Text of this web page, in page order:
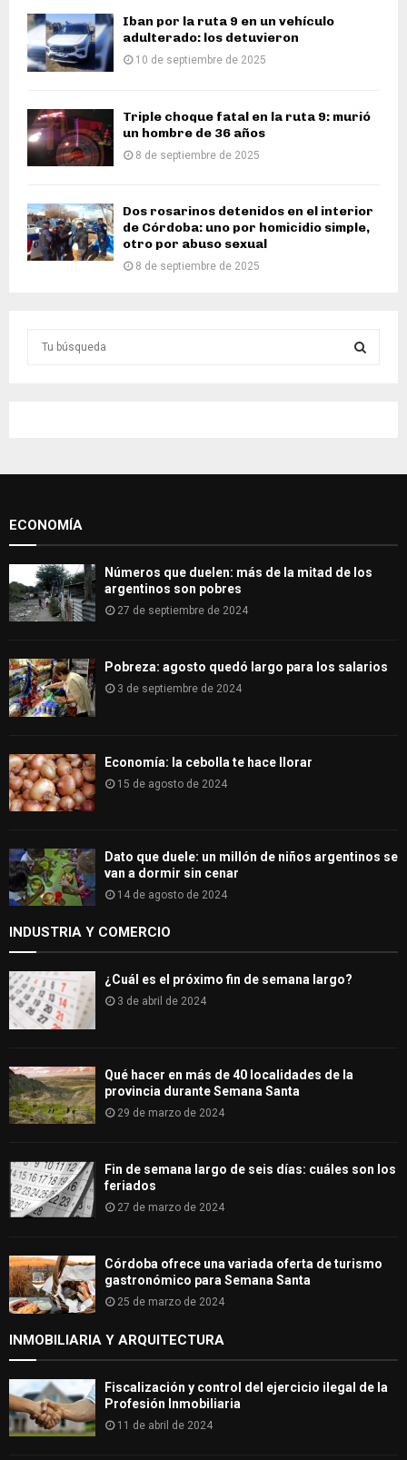
Iban por la ruta 9 en un vehículo
adulterado: los detuvieron
10 de septiembre de 2025
Triple choque fatal en la ruta 9: murió
un hombre de 36 años
8 de septiembre de 2025
Dos rosarinos detenidos en el interior
de Córdoba: uno por homicidio simple,
otro por abuso sexual
8 de septiembre de 2025
o
H
ECONOMÍA
Números que duelen: más de la mitad de los
argentinos son pobres
27 de septiembre de 2024
Pobreza: agosto quedó largo para los salarios
3 de septiembre de 2024
Economía: la cebolla te hace llorar
15 de agosto de 2024
Dato que duele: un millón de niños argentinos se
van a dormir sin cenar
14 de agosto de 2024
INDUSTRIA Y COMERCIO
¿Cuál es el próximo fin de semana largo?
3 de abril de 2024
Qué hacer en más de 40 localidades de la
provincia durante Semana Santa
29 de marzo de 2024
Fin de semana largo de seis días: cuáles son los
feriados
27 de marzo de 2024
Córdoba ofrece una variada oferta de turismo
gastronómico para Semana Santa
25 de marzo de 2024
INMOBILIARIA Y ARQUITECTURA
Fiscalización y control del ejercicio ilegal de la
Profesión Inmobiliaria
11 de abril de 2024